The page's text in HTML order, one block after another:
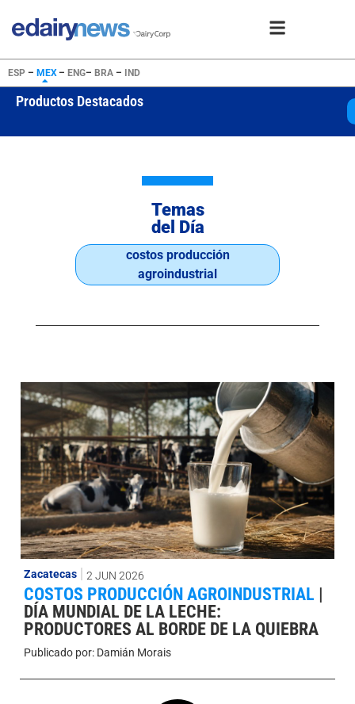
ESP – MEX– ENG– BRA – IND
Productos Destacados
WPC80 InstUSD 25505
Temas
del Día
costos producción
agroindustrial
Zacatecas 2 JUN 2026
COSTOS PRODUCCIÓN AGROINDUSTRIAL |
DÍA MUNDIAL DE LA LECHE:
PRODUCTORES AL BORDE DE LA QUIEBRA
Publicado por: Damián Morais